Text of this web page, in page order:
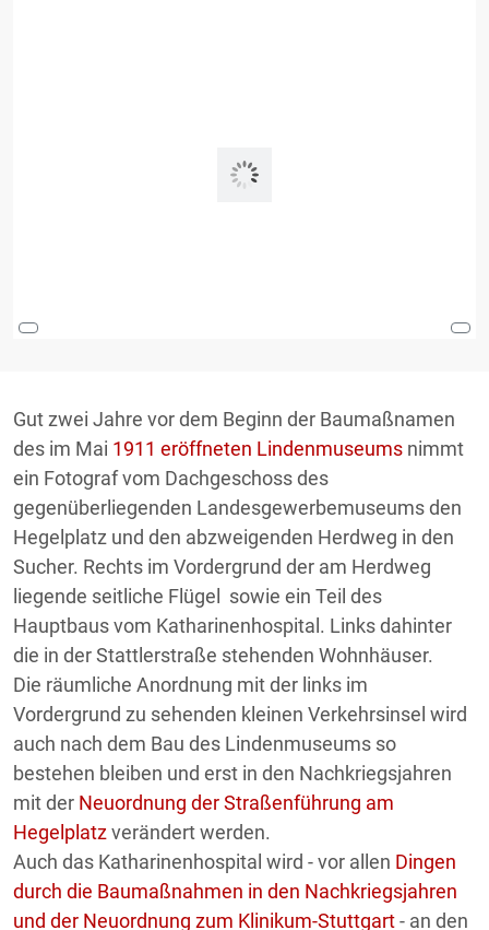
Gut zwei Jahre vor dem Beginn der Baumaßnamen
des im Mai 1911 eröffneten Lindenmuseums nimmt
ein Fotograf vom Dachgeschoss des
gegenüberliegenden Landesgewerbemuseums den
Hegelplatz und den abzweigenden Herdweg in den
Sucher. Rechts im Vordergrund der am Herdweg
liegende seitliche Flügel sowie ein Teil des
Hauptbaus vom Katharinenhospital. Links dahinter
die in der Stattlerstraße stehenden Wohnhäuser.
Die räumliche Anordnung mit der links im
Vordergrund zu sehenden kleinen Verkehrsinsel wird
auch nach dem Bau des Lindenmuseums so
bestehen bleiben und erst in den Nachkriegsjahren
mit der Neuordnung der Straßenführung am
Hegelplatzverändert werden.
Auch das Katharinenhospital wird - vor allen Dingen
durch die Baumaßnahmen in den Nachkriegsjahren
und der Neuordnung zum Klinikum-Stuttgart- an den